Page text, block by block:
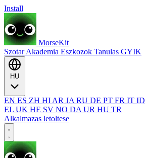
Install
MorseKit
SzotarAkademia Eszkozok Tanulas GYIK
EN ES ZH HI AR JA RU DE PT FR IT ID
EL UK HE SV NO DA UR HU TR
Alkalmazas letoltese